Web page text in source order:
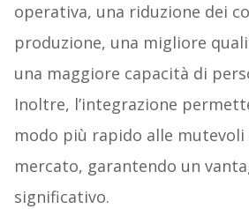
operativa, una riduzione dei
produzione, una migliore
una maggiore capacità di
Inoltre, l’integrazione
modo più rapido alle mutevoli
mercato, garantendo un
significativo.